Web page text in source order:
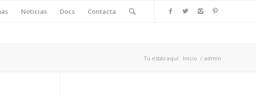
Noticias Docs Contacta
Tú estás aquí: Inicio / admin